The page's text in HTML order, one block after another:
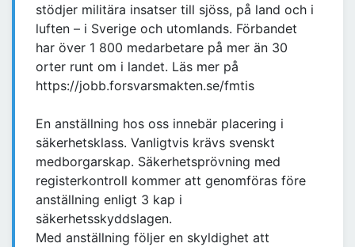
stödjer militära insatser till sjöss, på land och i
luften – i Sverige och utomlands. Förbandet
har över 1 800 medarbetare på mer än 30
orter runt om i landet. Läs mer på
https://jobb.forsvarsmakten.se/fmtis
En anställning hos oss innebär placering i
säkerhetsklass. Vanligtvis krävs svenskt
medborgarskap. Säkerhetsprövning med
registerkontroll kommer att genomföras före
anställning enligt 3 kap i
säkerhetsskyddslagen.
Med anställning följer en skyldighet att